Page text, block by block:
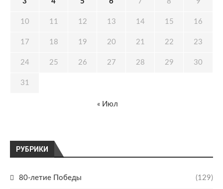
РУБРИКИ
80-летие Победы (129)
10 11 12 13 14 15 16
17 18 19 20 21 22 23
24 25 26 27 28 29 30
31
« Июл